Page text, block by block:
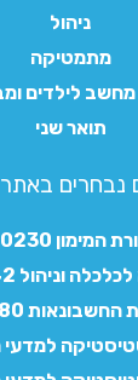
ניהול
מתמטיקה
לילדים
תואר שני
נבחרים
המימון 10230
וניהול 10142
החשבונאות 10280